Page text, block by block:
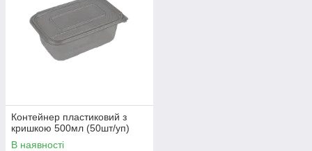
Контейнер пластиковий з
кришкою 500мл (50шт/уп)
В наявності